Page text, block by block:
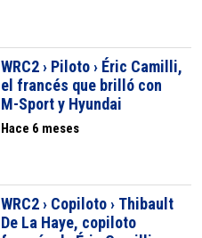
WRC2 › Piloto › Éric Camilli,
el francés que brilló con
M-Sport y Hyundai
Hace 6 meses
WRC2 › Copiloto › Thibault
De La Haye, copiloto